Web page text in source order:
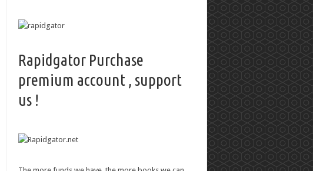
Rapidgator Purchase
premium account , support
us !